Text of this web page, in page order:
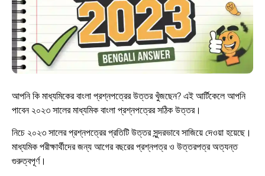
আপনি কি মাধ্যমিকের বাংলা প্রশ্নপত্রের উত্তর খুঁজছেন? এই আর্টিকেলে আপনি
পাবেন ২০২৩ সালের মাধ্যমিক বাংলা প্রশ্নপত্রের সঠিক উত্তর।
নিচে ২০২৩ সালের প্রশ্নপত্রের প্রতিটি উত্তর সুন্দরভাবে সাজিয়ে দেওয়া হয়েছে।
মাধ্যমিক পরীক্ষার্থীদের জন্য আগের বছরের প্রশ্নপত্র ও উত্তরপত্র অত্যন্ত
গুরুত্বপূর্ণ।